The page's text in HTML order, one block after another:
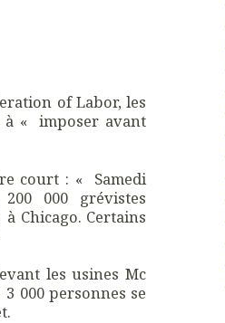
of Labor, les
à « imposer avant
court : « Samedi
000 grévistes
Chicago. Certains
les usines Mc
000 personnes se